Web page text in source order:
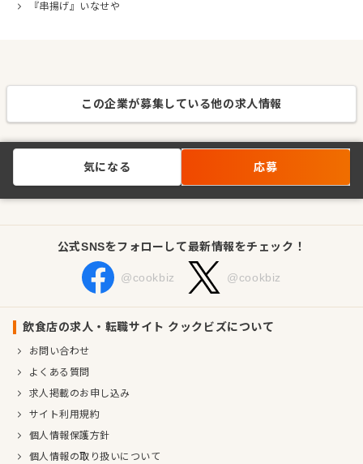
『串揚げ』いなせや
この企業が募集している他の求人情報
気になる 応募
公式SNSをフォローして最新情報をチェック！
@cookbiz @cookbiz
飲食店の求人・転職サイト クックビズについて
お問い合わせ
よくある質問
求人掲載のお申し込み
サイト利用規約
個人情報保護方針
個人情報の取り扱いについて